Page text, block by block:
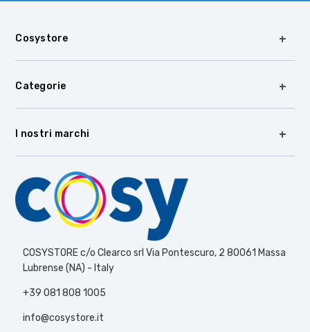
Cosystore
Categorie
I nostri marchi
COSYSTORE c/o Clearco srl Via Pontescuro, 2 80061 Massa
Lubrense (NA) - Italy
+39 081 808 1005
info@cosystore.it